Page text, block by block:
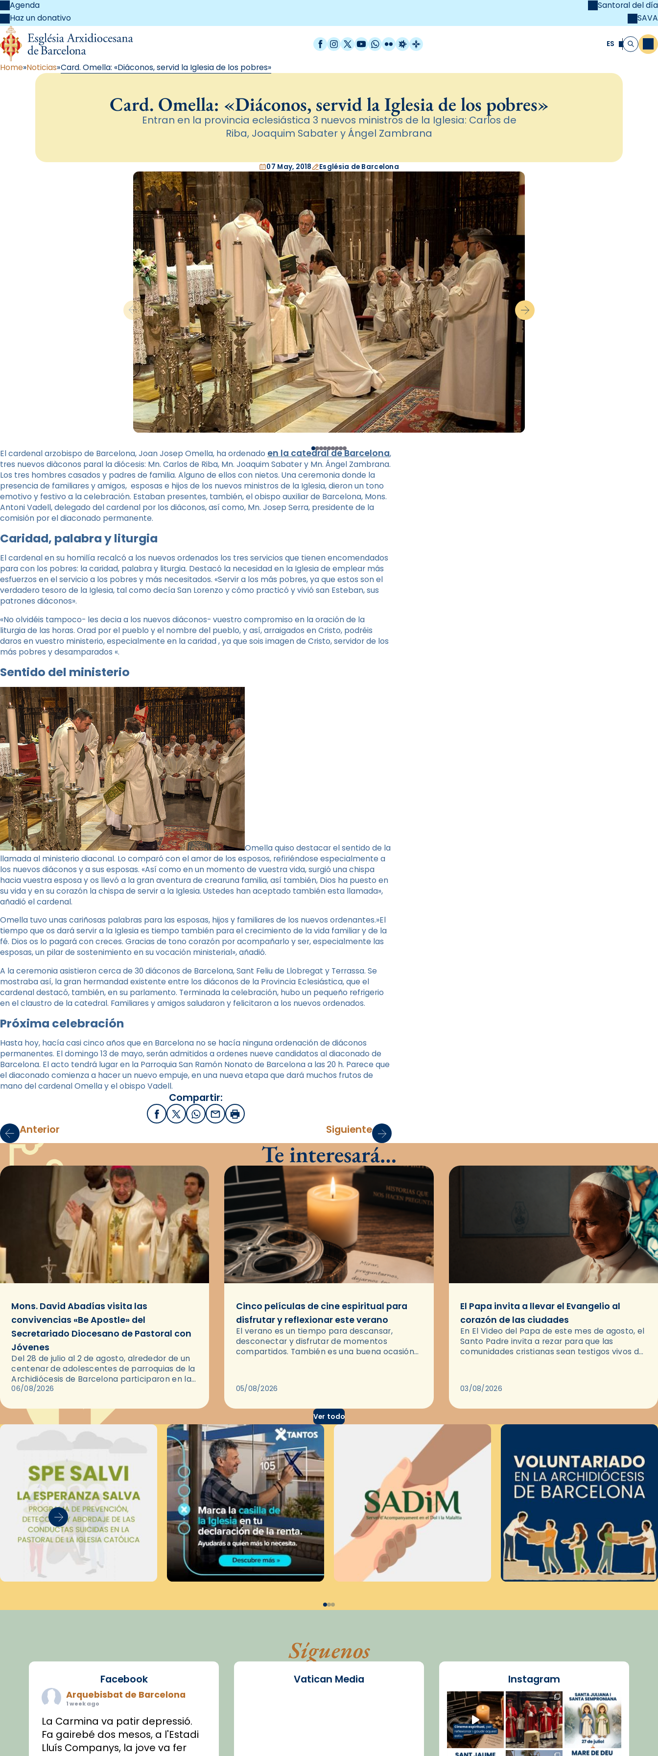
Agenda
Haz un donativo
Santoral del día
SAVA
Facebook
Instagram
X / Twitter
YouTube
WhatsApp
FlickrRadio Estel
Catalunya Cristiana ES Buscar
Home Noticias Card. Omella: «Diáconos, servid la Iglesia de los pobres»
Card. Omella: «Diáconos, servid la Iglesia de los pobres»
Entran en la provincia eclesiástica 3 nuevos ministros de la Iglesia: Carlos de
Riba, Joaquim Sabater y Ángel Zambrana
07 May, 2018 Església de Barcelona
El cardenal arzobispo de Barcelona, ​​Joan Josep Omella, ha ordenado en la catedral de Barcelona,
tres nuevos diàconos paral la diócesis: Mn. Carlos de Riba, Mn. Joaquim Sabater y Mn. Ángel Zambrana.
Los tres hombres casados ​​y padres de familia. Alguno de ellos con nietos. Una ceremonia donde la
presencia de familiares y amigos, esposas e hijos de los nuevos ministros de la Iglesia, dieron un tono
emotivo y festivo a la celebración. Estaban presentes, también, el obispo auxiliar de Barcelona, Mons. ​​
Antoni Vadell, delegado del cardenal por los diáconos, así como, Mn. Josep Serra, presidente de la
comisión por el diaconado permanente.
Caridad, palabra y liturgia
El cardenal en su homilía recalcó a los nuevos ordenados los tres servicios que tienen encomendados
para con los pobres: la caridad, palabra y liturgia. Destacó la necesidad en la Iglesia de emplear más
esfuerzos en el servicio a los pobres y más necesitados. «Servir a los más pobres, ya que estos son el
verdadero tesoro de la Iglesia, tal como decía San Lorenzo y cómo practicó y vivió san Esteban, sus
patrones diáconos».
«No olvidéis tampoco- les decia a los nuevos diáconos- vuestro compromiso en la oración de la
liturgia de las horas. Orad por el pueblo y el nombre del pueblo, y así, arraigados en Cristo, podréis
daros en vuestro ministerio, especialmente en la caridad , ya que sois imagen de Cristo, servidor de los
más pobres y desamparados «.
Sentido del ministerio
Omella quiso destacar el sentido de la
llamada al ministerio diaconal. Lo comparó con el amor de los esposos, refiriéndose especialmente a
los nuevos diáconos y a sus esposas. «Así como en un momento de vuestra vida, surgió una chispa
hacia vuestra esposa y os llevó a la gran aventura de crearuna familia, así también, Dios ha puesto en
su vida y en su corazón la chispa de servir a la Iglesia. Ustedes han aceptado también esta llamada»,
añadió el cardenal.
Omella tuvo unas cariñosas palabras para las esposas, hijos y familiares de los nuevos ordenantes.»El
tiempo que os dará servir a la Iglesia es tiempo también para el crecimiento de la vida familiar y de la
fé. Dios os lo pagará con creces. Gracias de tono corazón por acompañarlo y ser, especialmente las
esposas, un pilar de sostenimiento en su vocación ministerial», añadió.
A la ceremonia asistieron cerca de 30 diáconos de Barcelona, ​​Sant Feliu de Llobregat y Terrassa. Se
mostraba así, la gran hermandad existente entre los diáconos de la Provincia Eclesiástica, que el
cardenal destacó, también, en su parlamento. Terminada la celebración, hubo un pequeño refrigerio
en el claustro de la catedral. Familiares y amigos saludaron y felicitaron a los nuevos ordenados.
Próxima celebración
Hasta hoy, hacía casi cinco años que en Barcelona no se hacía ninguna ordenación de diáconos
permanentes. El domingo 13 de mayo, serán admitidos a ordenes nueve candidatos al diaconado de
Barcelona. El acto tendrá lugar en la Parroquia San Ramón Nonato de Barcelona a las 20 h. Parece que
el diaconado comienza a hacer un nuevo empuje, en una nueva etapa que dará muchos frutos de
mano del cardenal Omella y el obispo Vadell.
Compartir:
FacebookX / Twitter
WhatsApp
EmailImprimir
Anterior Siguiente
Te interesará…
Mons. David Abadías visita las
convivencias «Be Apostle» del
Secretariado Diocesano de Pastoral con
Jóvenes
Del 28 de julio al 2 de agosto, alrededor de un
centenar de adolescentes de parroquias de la
Archidiócesis de Barcelona participaron en las
convivencias Be Apostle, organizadas por el
06/08/2026
Cinco películas de cine espiritual para
disfrutar y reflexionar este verano
El verano es un tiempo para descansar,
desconectar y disfrutar de momentos
compartidos. También es una buena ocasión
05/08/2026
El Papa invita a llevar el Evangelio al
corazón de las ciudades
En El Video del Papa de este mes de agosto, el
Santo Padre invita a rezar para que las
comunidades cristianas sean testigos vivos del
03/08/2026
Ver todo
Síguenos
Facebook
Arquebisbat de Barcelona
1 week ago
La Carmina va patir depressió.
Fa gairebé dos mesos, a l'Estadi
Lluís Companys, la jove va fer
Vatican Media Instagram